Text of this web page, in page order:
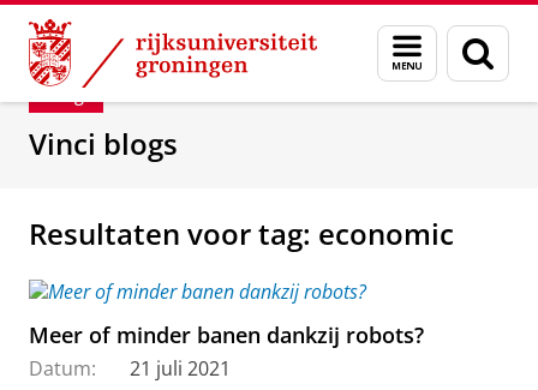
Skip
Content
Skip
Navigation
Menu
en
zoeken
Department of Innovation Management &
Blog
Vinci blogs
Resultaten voor tag: economic
Meer of minder banen dankzij robots?
Datum:
21 juli 2021